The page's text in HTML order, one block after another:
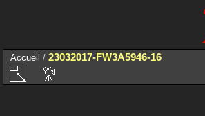
Accueil / 23032017-FW3A5946-16